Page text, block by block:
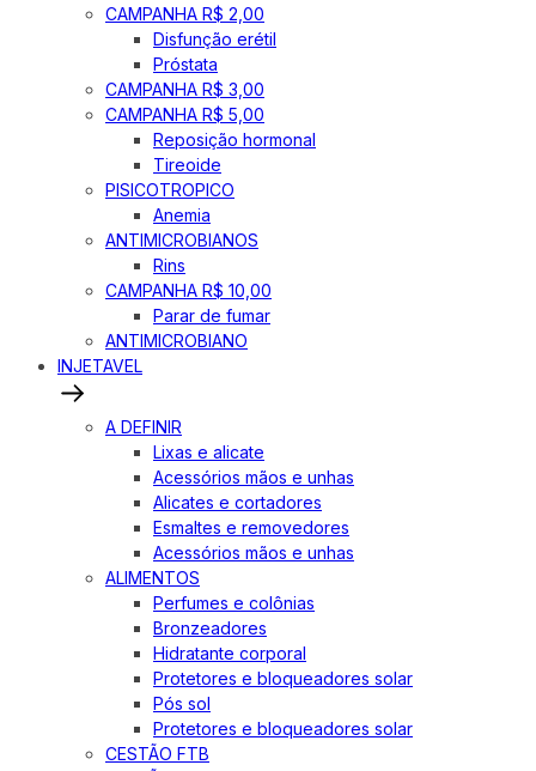
CAMPANHA R$ 2,00
Disfunção erétil
Próstata
CAMPANHA R$ 3,00
CAMPANHA R$ 5,00
Reposição hormonal
Tireoide
PISICOTROPICO
Anemia
ANTIMICROBIANOS
Rins
CAMPANHA R$ 10,00
Parar de fumar
ANTIMICROBIANO
INJETAVEL
A DEFINIR
Lixas e alicate
Acessórios mãos e unhas
Alicates e cortadores
Esmaltes e removedores
Acessórios mãos e unhas
ALIMENTOS
Perfumes e colônias
Bronzeadores
Hidratante corporal
Protetores e bloqueadores solar
Pós sol
Protetores e bloqueadores solar
CESTÃO FTB